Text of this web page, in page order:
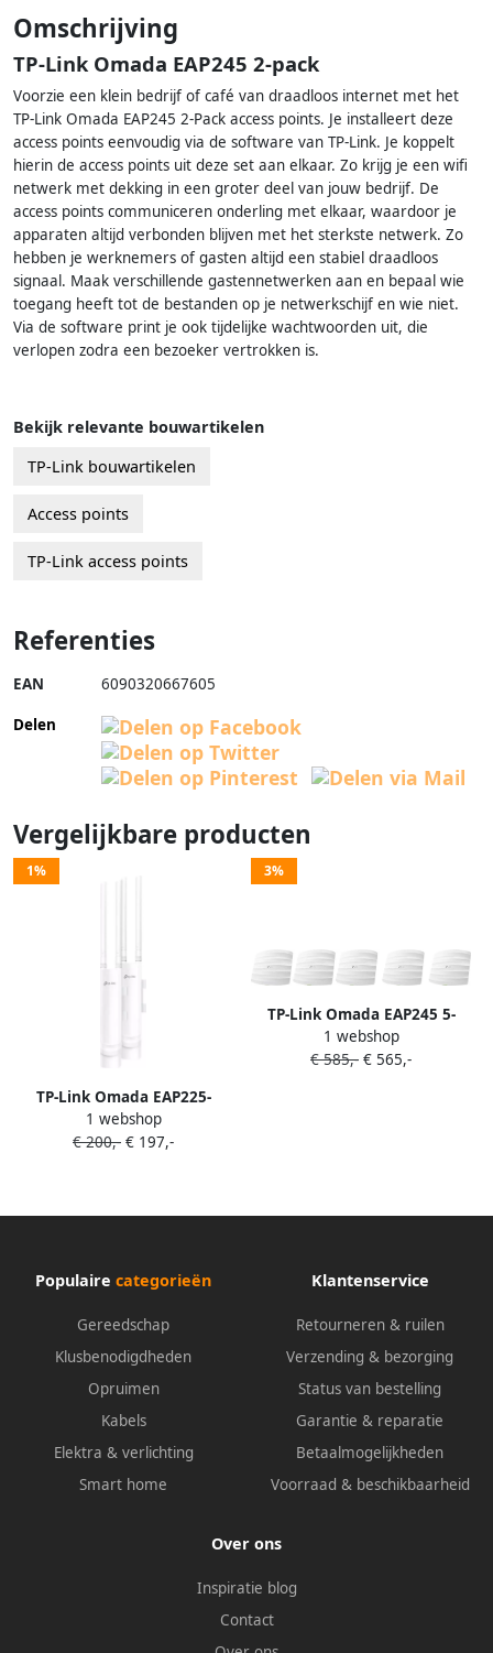
Omschrijving
TP-Link Omada EAP245 2-pack
Voorzie een klein bedrijf of café van draadloos internet met het
TP-Link Omada EAP245 2-Pack access points. Je installeert deze
access points eenvoudig via de software van TP-Link. Je koppelt
hierin de access points uit deze set aan elkaar. Zo krijg je een wifi
netwerk met dekking in een groter deel van jouw bedrijf. De
access points communiceren onderling met elkaar, waardoor je
apparaten altijd verbonden blijven met het sterkste netwerk. Zo
hebben je werknemers of gasten altijd een stabiel draadloos
signaal. Maak verschillende gastennetwerken aan en bepaal wie
toegang heeft tot de bestanden op je netwerkschijf en wie niet.
Via de software print je ook tijdelijke wachtwoorden uit, die
verlopen zodra een bezoeker vertrokken is.
Bekijk relevante bouwartikelen
TP-Link bouwartikelen
Access points
TP-Link access points
Referenties
EAN 6090320667605
Delen
Vergelijkbare producten
1%
TP-Link Omada EAP225-
Outdoor 2-pack
1 webshop
€ 200,- € 197,-
3%
TP-Link Omada EAP245 5-
pack
1 webshop
€ 585,- € 565,-
Populaire categorieën
Gereedschap
Klusbenodigdheden
Opruimen
Kabels
Elektra & verlichting
Smart home
Klantenservice
Retourneren & ruilen
Verzending & bezorging
Status van bestelling
Garantie & reparatie
Betaalmogelijkheden
Voorraad & beschikbaarheid
Over ons
Inspiratie blog
Contact